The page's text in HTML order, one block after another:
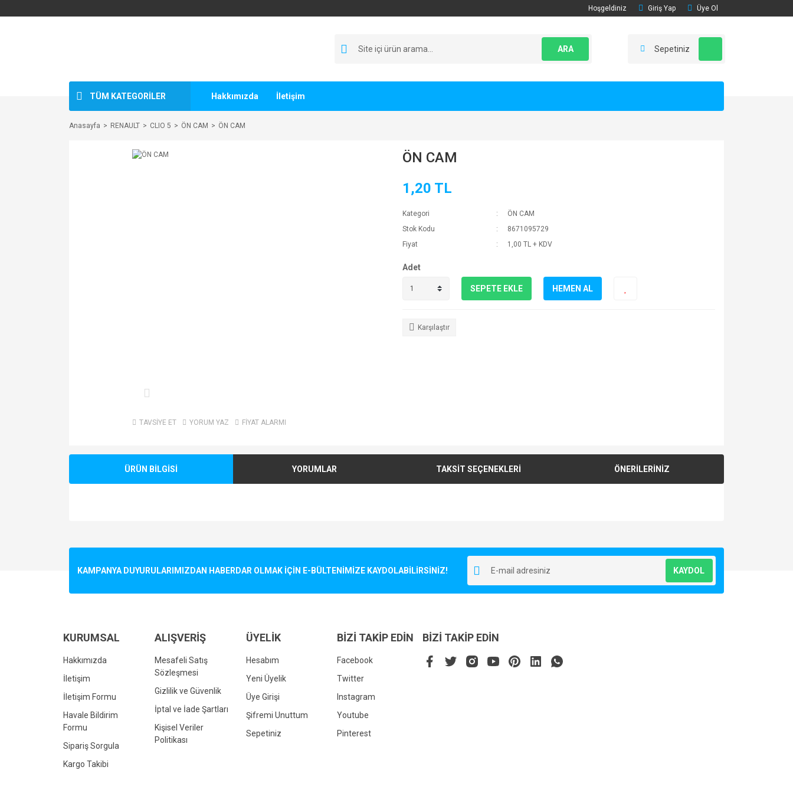
Hoşgeldiniz Giriş Yap Üye Ol
ARA Sepetiniz
TÜM KATEGORİLER Hakkımızda İletişim
Anasayfa RENAULT CLIO 5 ÖN CAM ÖN CAM
TAVSİYE ET YORUM YAZ FİYAT ALARMI
ÖN CAM
1,20 TL
Kategori
ÖN CAM
Stok Kodu
8671095729
Fiyat
1,00 TL + KDV
Adet
SEPETE EKLE HEMEN AL
Karşılaştır
ÜRÜN BİLGİSİ YORUMLAR TAKSİT SEÇENEKLERİ ÖNERİLERİNİZ
Ürün resmi kalitesiz, bozuk veya görüntülenemiyor.
Bu ürüne benzer farklı alternatifler olmalı.
KAMPANYA DUYURULARIMIZDAN HABERDAR OLMAK İÇİN E-BÜLTENİMİZE KAYDOLABİLİRSİNİZ! KAYDOL
KURUMSAL
Hakkımızda
İletişim
İletişim Formu
Havale Bildirim
Formu
Sipariş Sorgula
Kargo Takibi
ALIŞVERİŞ
Mesafeli Satış
Sözleşmesi
Gizlilik ve Güvenlik
İptal ve İade Şartları
Kişisel Veriler
Politikası
ÜYELİK
Hesabım
Yeni Üyelik
Üye Girişi
Şifremi Unuttum
Sepetiniz
BİZİ TAKİP EDİN
Facebook
Twitter
Instagram
Youtube
Pinterest
BİZİ TAKİP EDİN